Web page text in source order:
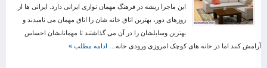
این ماجرا ریشه در فرهنگ مهمان نوازی ایرانی دارد. ایرانی ها از
روزهای دور، بهترین اتاق خانه شان را اتاق مهمان می نامیدند و
بهترین وسایلشان را در آن می گذاشتند تا مهمانانشان احساس
آرامش کنند اما در خانه های کوچک امروزی ورودی خانه… ادامه مطلب »